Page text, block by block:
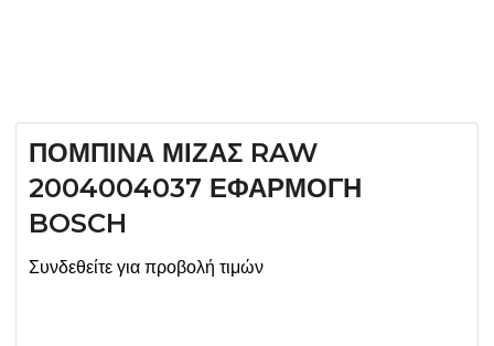
ΠΟΜΠΙΝΑ ΜΙΖΑΣ RAW
2004004037 ΕΦΑΡΜΟΓΗ
BOSCH
Συνδεθείτε για προβολή τιμών